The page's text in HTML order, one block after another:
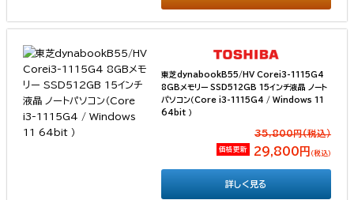
東芝dynabookB55/HV Corei3-1115G4
8GBメモリー SSD512GB 15インチ液晶 ノート
パソコン（Core i3-1115G4 / Windows 11
64bit ）
35,800円(税込）
価格更新 29,800円 （税込）
詳しく見る